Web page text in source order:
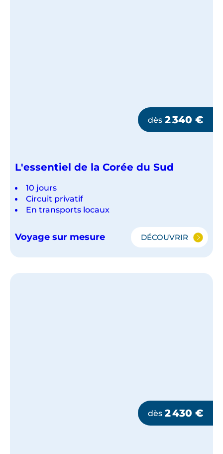
dès 2 340 €
L'essentiel de la Corée du Sud
10 jours
Circuit privatif
En transports locaux
Voyage sur mesure DÉCOUVRIR
L'ESSENTIEL
CORÉE
dès 2 430 €